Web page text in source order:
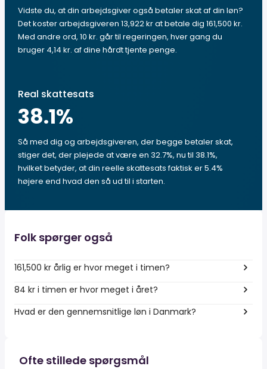
Vidste du, at din arbejdsgiver også betaler skat af din løn?
Det koster arbejdsgiveren 13,922 kr at betale dig 161,500 kr.
Med andre ord, 10 kr. går til regeringen, hver gang du
bruger 4,14 kr. af dine hårdt tjente penge.
Real skattesats
38.1%
Så med dig og arbejdsgiveren, der begge betaler skat,
stiger det, der plejede at være en 32.7%, nu til 38.1%,
hvilket betyder, at din reelle skattesats faktisk er 5.4%
højere end hvad den så ud til i starten.
Folk spørger også
161,500 kr årlig er hvor meget i timen?
84 kr i timen er hvor meget i året?
Hvad er den gennemsnitlige løn i Danmark?
Ofte stillede spørgsmål